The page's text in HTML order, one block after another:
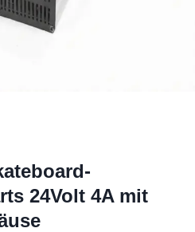
24Volt 4A mit